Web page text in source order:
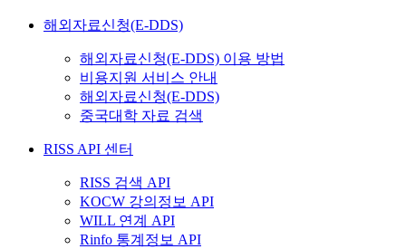
해외자료신청(E-DDS)
해외자료신청(E-DDS) 이용 방법
비용지원 서비스 안내
해외자료신청(E-DDS)
중국대학 자료 검색
RISS API 센터
RISS 검색 API
KOCW 강의정보 API
WILL 연계 API
Rinfo 통계정보 API